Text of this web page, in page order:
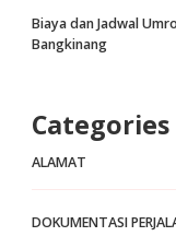
Biaya dan Jadwal
Bangkinang
Categories
ALAMAT
DOKUMENTASI